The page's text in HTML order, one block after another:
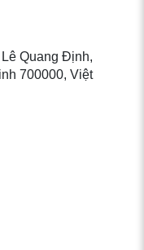
Quang Định,
700000, Việt